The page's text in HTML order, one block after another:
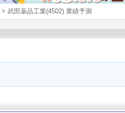
> 武田薬品工業(4502) 業績予測